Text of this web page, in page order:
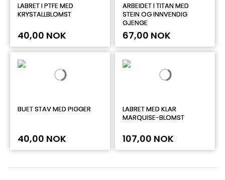
LABRET I PTFE MED
KRYSTALLBLOMST
40,00 NOK
ARBEIDET I TITAN MED
STEIN OG INNVENDIG
GJENGE
67,00 NOK
BUET STAV MED PIGGER
40,00 NOK
LABRET MED KLAR
MARQUISE-BLOMST
107,00 NOK